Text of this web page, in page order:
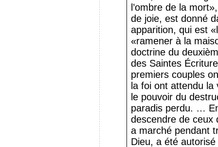
l’ombre de la
de joie, est donné
apparition, qui est
«ramener à la
doctrine du
des Saintes
premiers couples
la foi ont attendu
le pouvoir du
paradis perdu. …
descendre de ceux
a marché pendant
Dieu, a été